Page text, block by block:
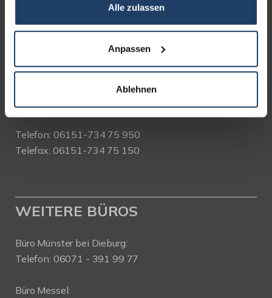
Alle zulassen
Anpassen
Ablehnen
terrakon Immobilienberatung
Bad Nauheimer Straße 4
Bürozeiten:
Mo. - Fr. 9.00 - 18.00 Uhr
Sa. + So. nach Vereinbarung
Telefon: 06151-734 75 950
Telefax: 06151-734 75 150
WEITERE BÜROS
Büro Münster bei Dieburg:
Telefon: 06071 - 391 99 77
Büro Messel: